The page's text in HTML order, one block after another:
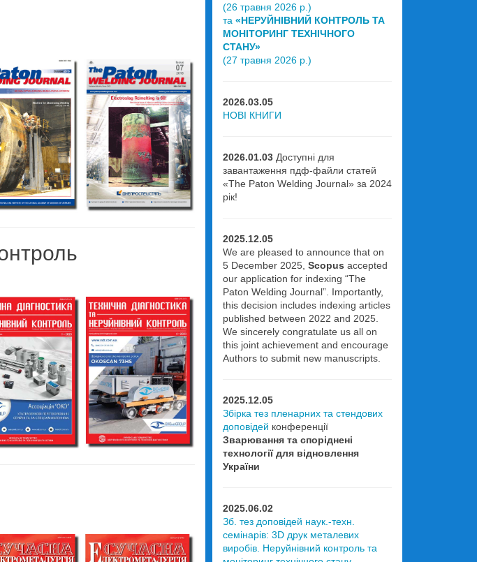
(26 травня 2026 р.)
та «НЕРУЙНІВНИЙ КОНТРОЛЬ ТА
МОНІТОРИНГ ТЕХНІЧНОГО
СТАНУ»
(27 травня 2026 р.)
2026.03.05
НОВІ КНИГИ
2026.01.03Доступні для
завантаження пдф-файли статей
«The Paton Welding Journal» за 2024
рік!
2025.12.05
We are pleased to announce that on
5 December 2025, Scopus accepted
our application for indexing “The
Paton Welding Journal”. Importantly,
this decision includes indexing articles
published between 2022 and 2025.
We sincerely congratulate us all on
this joint achievement and encourage
Authors to submit new manuscripts.
2025.12.05
Збірка тез пленарних та стендових
доповідей конференції
Зварювання та споріднені
технології для відновлення
України
2025.06.02
Зб. тез доповідей наук.-техн.
семінарів: 3D друк металевих
виробів. Неруйнівний контроль та